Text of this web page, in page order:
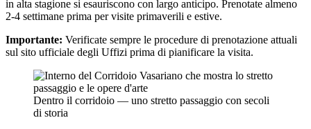
in alta stagione si esauriscono con largo anticipo. Prenotate almeno
2-4 settimane prima per visite primaverili e estive.
Importante: Verificate sempre le procedure di prenotazione attuali
sul sito ufficiale degli Uffizi prima di pianificare la visita.
Dentro il corridoio — uno stretto passaggio con secoli
di storia